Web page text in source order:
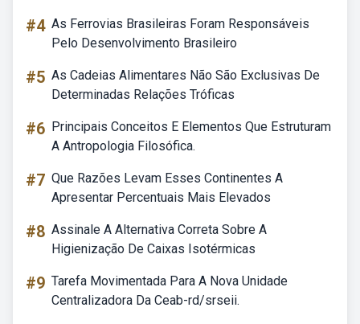
#4 As Ferrovias Brasileiras Foram Responsáveis
Pelo Desenvolvimento Brasileiro
#5 As Cadeias Alimentares Não São Exclusivas De
Determinadas Relações Tróficas
#6 Principais Conceitos E Elementos Que Estruturam
A Antropologia Filosófica.
#7 Que Razões Levam Esses Continentes A
Apresentar Percentuais Mais Elevados
#8 Assinale A Alternativa Correta Sobre A
Higienização De Caixas Isotérmicas
#9 Tarefa Movimentada Para A Nova Unidade
Centralizadora Da Ceab-rd/srseii.